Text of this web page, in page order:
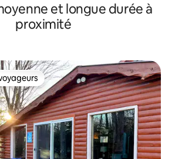
et longue durée à
proximité
les plus appréciés